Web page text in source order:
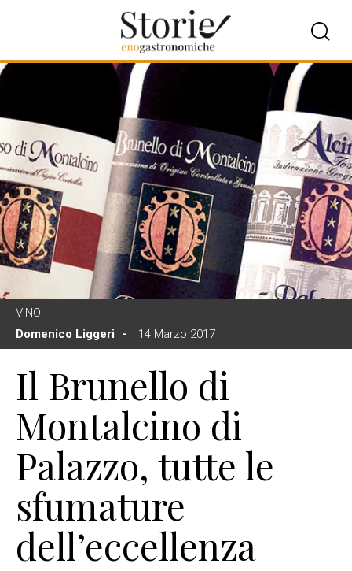
VINO
Domenico Liggeri
14 Marzo 2017
Il Brunello di
Montalcino di
Palazzo, tutte le
sfumature
dell’eccellenza